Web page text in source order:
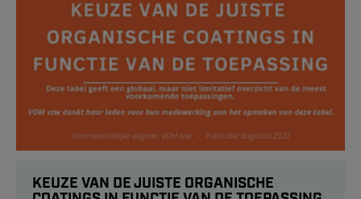
KEUZE VAN DE JUISTE ORGANISCHE